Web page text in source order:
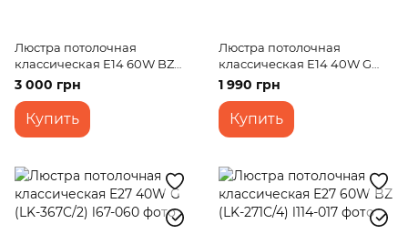
Люстра потолочная
классическая E14 60W BZ
(LK-161C/3)
3 000 грн
Купить
Люстра потолочная
классическая E14 40W G
(LK-364C/3)
1 990 грн
Купить